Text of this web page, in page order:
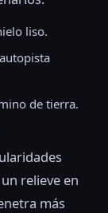
liso.
de tierra.
relieve en
más